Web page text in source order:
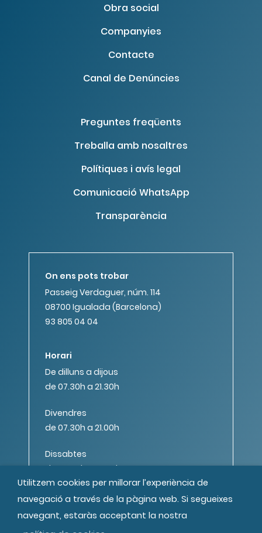
Obra social
Companyies
Contacte
Canal de Denúncies
Preguntes freqüents
Treballa amb nosaltres
Polítiques i avís legal
Comunicació WhatsApp
Transparència
On ens pots trobar
Passeig Verdaguer, núm. 114
08700 Igualada (Barcelona)
93 805 04 04
Horari
De dilluns a dijous
de 07.30h a 21.30h
Divendres
de 07.30h a 21.00h
Dissabtes
de 08.00h a 14.00h
Utilitzem cookies per millorar l’experiència de
navegació a través de la pàgina web. Si segueixes
navegant, estaràs acceptant la nostra